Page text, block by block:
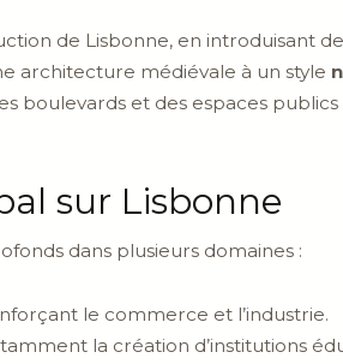
de Lisbonne, en introduisant
architecture médiévale à un style
boulevards et des espaces publics
sur Lisbonne
dans plusieurs domaines :
le commerce et l’industrie.
la création d’institutions